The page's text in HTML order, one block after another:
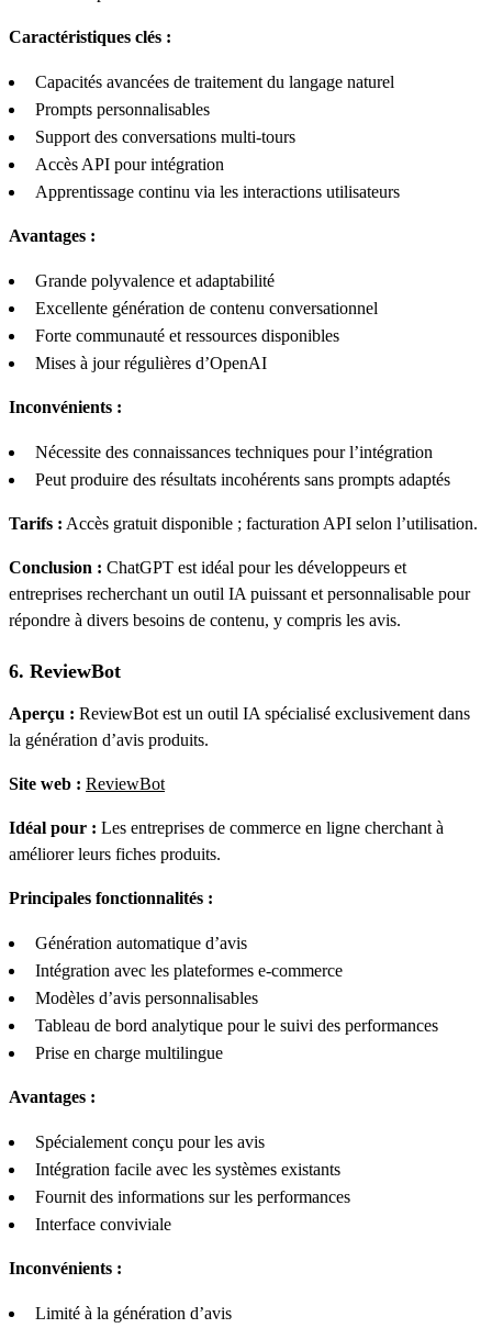
Caractéristiques clés :
Capacités avancées de traitement du langage naturel
Prompts personnalisables
Support des conversations multi-tours
Accès API pour intégration
Apprentissage continu via les interactions utilisateurs
Avantages :
Grande polyvalence et adaptabilité
Excellente génération de contenu conversationnel
Forte communauté et ressources disponibles
Mises à jour régulières d’OpenAI
Inconvénients :
Nécessite des connaissances techniques pour l’intégration
Peut produire des résultats incohérents sans prompts adaptés
Tarifs : Accès gratuit disponible ; facturation API selon l’utilisation.
Conclusion : ChatGPT est idéal pour les développeurs et
entreprises recherchant un outil IA puissant et personnalisable pour
répondre à divers besoins de contenu, y compris les avis.
6. ReviewBot
Aperçu : ReviewBot est un outil IA spécialisé exclusivement dans
la génération d’avis produits.
Site web : ReviewBot
Idéal pour : Les entreprises de commerce en ligne cherchant à
améliorer leurs fiches produits.
Principales fonctionnalités :
Génération automatique d’avis
Intégration avec les plateformes e-commerce
Modèles d’avis personnalisables
Tableau de bord analytique pour le suivi des performances
Prise en charge multilingue
Avantages :
Spécialement conçu pour les avis
Intégration facile avec les systèmes existants
Fournit des informations sur les performances
Interface conviviale
Inconvénients :
Limité à la génération d’avis